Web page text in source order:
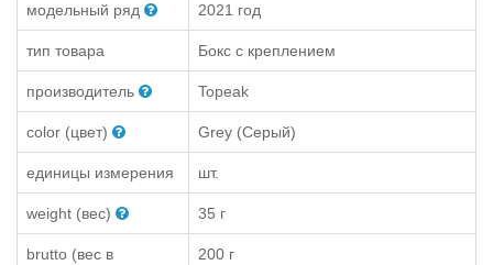
модельный ряд 2021 год
тип товара Бокс с креплением
производитель Topeak
color (цвет) Grey (Серый)
единицы измерения шт.
weight (вес) 35 г
brutto (вес в
200 г